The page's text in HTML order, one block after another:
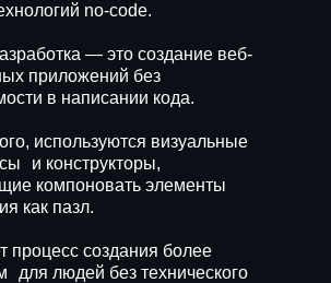
no-code.
— это создание веб-
приложений без
в написании кода.
используются визуальные
и конструкторы,
компоновать элементы
как пазл.
процесс создания более
для людей без технического